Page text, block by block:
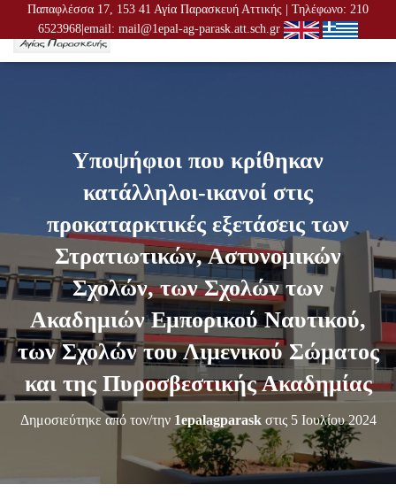
Παπαφλέσσα 17, 153 41 Αγία Παρασκευή Αττικής | Τηλέφωνο: 210
6523968|email: mail@1epal-ag-parask.att.sch.gr
Ν
Ή
Η
Υποψήφιοι που κρίθηκαν
κατάλληλοι-ικανοί στις
προκαταρκτικές εξετάσεις των
Στρατιωτικών, Αστυνομικών
Σχολών, των Σχολών των
Ακαδημιών Εμπορικού Ναυτικού,
των Σχολών του Λιμενικού Σώματος
και της Πυροσβεστικής Ακαδημίας
Δημοσιεύτηκε από τον/την 1epalagparaskστις 5 Ιουλίου 2024